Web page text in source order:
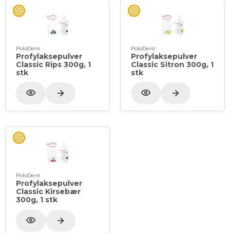
PoloDent
Profylaksepulver
Classic Rips 300g, 1
stk
PoloDent
Profylaksepulver
Classic Sitron 300g, 1
stk
PoloDent
Profylaksepulver
Classic Kirsebær
300g, 1 stk